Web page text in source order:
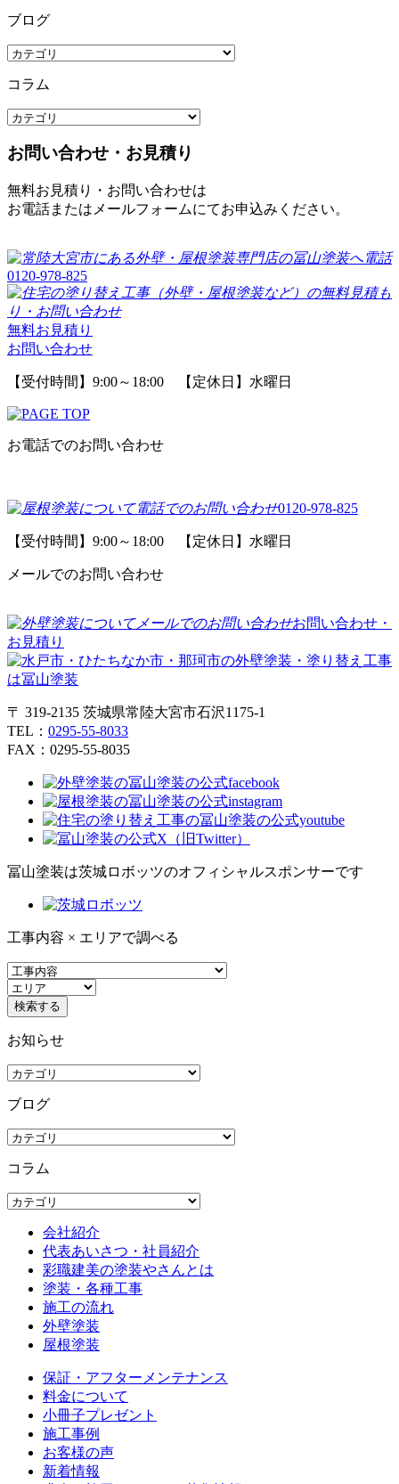
ブログ
コラム
お問い合わせ・お見積り
無料お見積り・お問い合わせは
お電話またはメールフォームにてお申込みください。
0120-978-825
無料お見積り
お問い合わせ
【受付時間】9:00～18:00 【定休日】水曜日
お電話でのお問い合わせ
0120-978-825
【受付時間】9:00～18:00 【定休日】水曜日
メールでのお問い合わせ
お問い合わせ・
お見積り
〒 319-2135 茨城県常陸大宮市石沢1175-1
TEL： 0295-55-8033
FAX：0295-55-8035
冨山塗装は茨城ロボッツのオフィシャルスポンサーです
工事内容 × エリアで調べる
お知らせ
ブログ
コラム
会社紹介
代表あいさつ・社員紹介
彩職建美の塗装やさんとは
塗装・各種工事
施工の流れ
外壁塗装
屋根塗装
保証・アフターメンテナンス
料金について
小冊子プレゼント
施工事例
お客様の声
新着情報